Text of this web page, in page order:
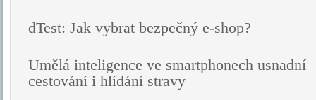
dTest: Jak vybrat bezpečný e-shop?
Umělá inteligence ve smartphonech usnadní
cestování i hlídání stravy